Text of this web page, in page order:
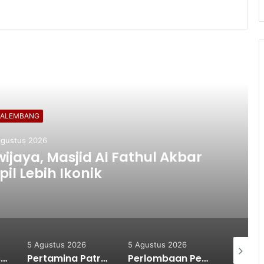
2026
Masjid Al Fathul Akbar
Lebih Ikonik
Cegah Kekerasan Berbasis Gender Online, Pemkot Palembang Gelar Pelatihan Literasi Digital
5 Agustus 2026
Pertamina Patra Niaga Kilang Plaju Tingkatkan Kolaborasi Bersama Kanwil Kemenkum Sumsel
5 Agustus 2026
Perlombaan Peringatan HUT RI ke-81 Tahun 2026,Resmi di Buka Oleh Bupati OKUS